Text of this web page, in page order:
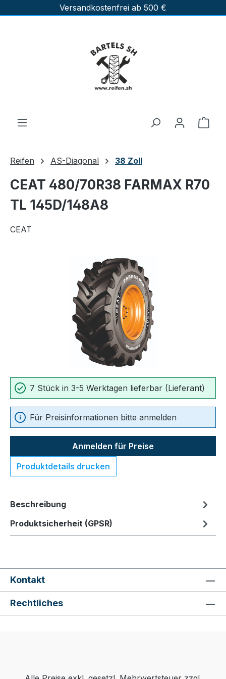
Zum Hauptinhalt springenVersandkostenfrei ab 500 €
Reifen AS-Diagonal 38 Zoll
CEAT 480/70R38 FARMAX R70
TL 145D/148A8
CEAT
Bildergalerie überspringen
7 Stück in 3-5 Werktagen lieferbar (Lieferant)
Für Preisinformationen bitte anmelden
Anmelden für Preise
Produktdetails drucken
Beschreibung
Produktsicherheit (GPSR)
Kontakt
Rechtliches